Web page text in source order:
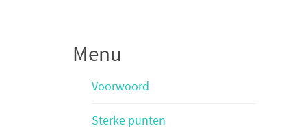
Menu
Voorwoord
Sterke punten